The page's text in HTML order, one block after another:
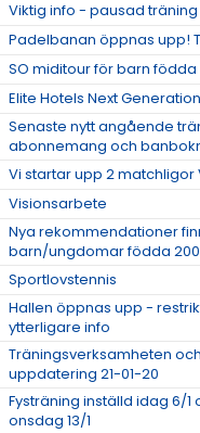
Viktig info - pausad
Padelbanan öppnas upp!
SO miditour för barn födda
Elite Hotels Next
Senaste nytt angående
abonnemang och
Vi startar upp 2 matchligor
Visionsarbete
Nya rekommendationer
barn/ungdomar födda
Sportlovstennis
Hallen öppnas upp -
ytterligare info
Träningsverksamheten
uppdatering 21-01-20
Fysträning inställd idag 6/1
onsdag 13/1